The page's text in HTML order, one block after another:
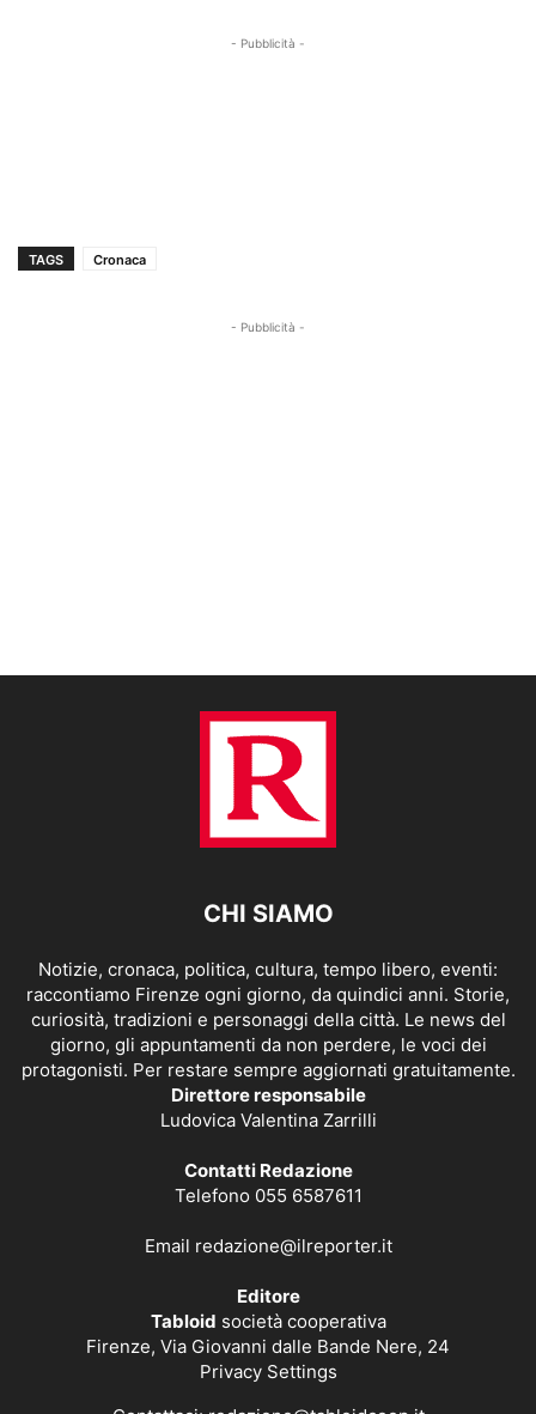
- Pubblicità -
TAGS Cronaca
- Pubblicità -
CHI SIAMO
Notizie, cronaca, politica, cultura, tempo libero, eventi:
raccontiamo Firenze ogni giorno, da quindici anni. Storie,
curiosità, tradizioni e personaggi della città. Le news del
giorno, gli appuntamenti da non perdere, le voci dei
protagonisti. Per restare sempre aggiornati gratuitamente.
Direttore responsabile
Ludovica Valentina Zarrilli
Contatti Redazione
Telefono 055 6587611
Email redazione@ilreporter.it
Editore
Tabloid società cooperativa
Firenze, Via Giovanni dalle Bande Nere, 24
Privacy Settings